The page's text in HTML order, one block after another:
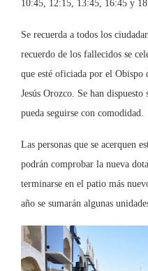
10:45, 12:15, 13:45, 16:45 y
Se recuerda a todos los
recuerdo de los fallecidos se
que esté oficiada por el Obispo
Jesús Orozco. Se han
pueda seguirse con comodidad.
Las personas que se acerquen
podrán comprobar la nueva
terminarse en el patio más
año se sumarán algunas